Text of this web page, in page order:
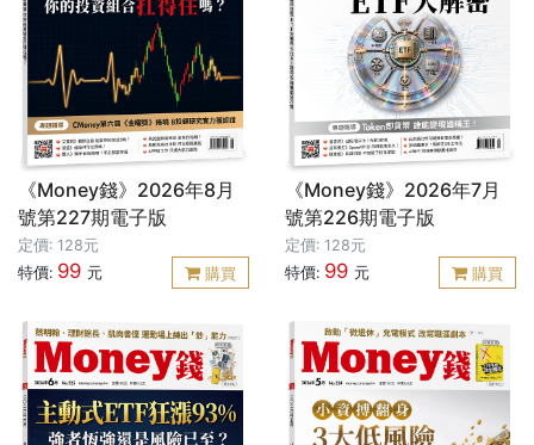
《Money錢》2026年8月
號第227期電子版
定價: 128元
特價: 99 元 購買
《Money錢》2026年7月
號第226期電子版
定價: 128元
特價: 99 元 購買